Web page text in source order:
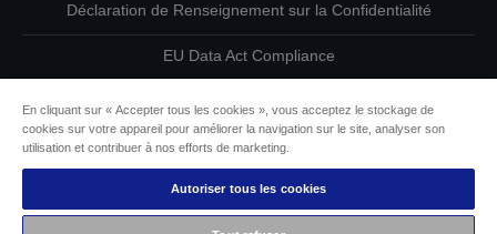
Déclaration de Renseignement sur la Confidentialité
EU Data Act Compliance
Informations sur les cookies
L’engagement d’Epson pour l’accessibilité
En cliquant sur « Accepter tous les cookies », vous acceptez le stockage de
cookies sur votre appareil pour améliorer la navigation sur le site, analyser son
utilisation et contribuer à nos efforts de marketing.
Autoriser tous les cookies